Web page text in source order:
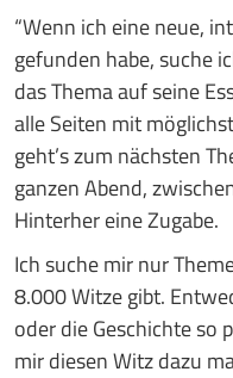
“Wenn ich eine neue,
gefunden habe, suche
das Thema auf seine
alle Seiten mit
geht’s zum nächsten
ganzen Abend,
Hinterher eine Zugabe.
Ich suche mir nur
8.000 Witze gibt.
oder die Geschichte so
mir diesen Witz dazu